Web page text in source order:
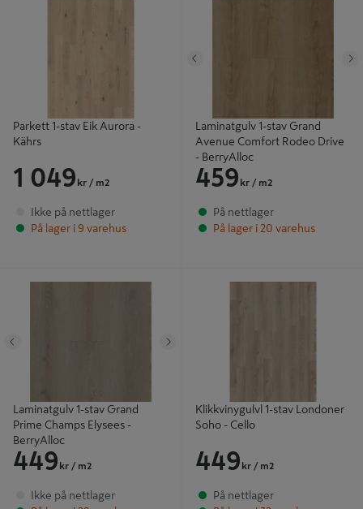
Parkett 1-stav Eik Aurora -
Kährs
1 049 kr / m2
Ikke på nettlager
På lager i 9 varehus
Laminatgulv 1-stav Grand
Avenue Comfort Rodeo Drive
- BerryAlloc
459 kr / m2
På nettlager
På lager i 20 varehus
Laminatgulv 1-stav Grand
Prime Champs Elysees -
BerryAlloc
449 kr / m2
Ikke på nettlager
Klikkvinygulvl 1-stav Londoner
Soho - Cello
449 kr / m2
På nettlager